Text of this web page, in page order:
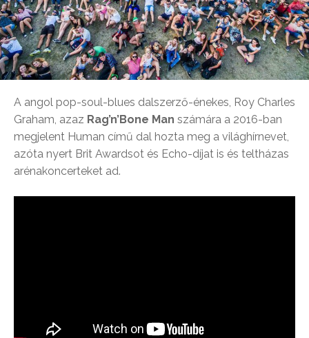
A angol pop-soul-blues dalszerző-énekes, Roy Charles
Graham, azaz Rag’n’Bone Man számára a 2016-ban
megjelent Human című dal hozta meg a világhírnevet,
azóta nyert Brit Awardsot és Echo-díjat is és teltházas
arénakoncerteket ad.